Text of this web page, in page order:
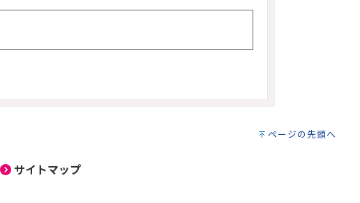
ページの先頭へ
サイトマップ